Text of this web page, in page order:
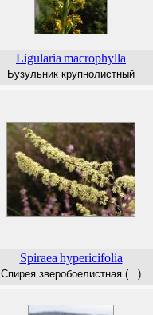
Ligularia macrophylla
Бузульник крупнолистный
Spiraea hypericifolia
Спирея зверобоелистная (...)